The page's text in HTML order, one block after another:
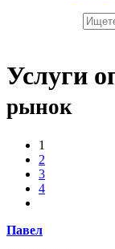
Услуги
рынок
1
2
3
4
Павел